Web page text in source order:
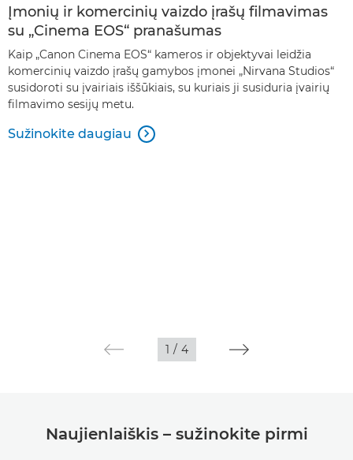
Įmonių ir komercinių vaizdo įrašų filmavimas
su „Cinema EOS“ pranašumas
Kaip „Canon Cinema EOS“ kameros ir objektyvai leidžia
komercinių vaizdo įrašų gamybos įmonei „Nirvana Studios“
susidoroti su įvairiais iššūkiais, su kuriais ji susiduria įvairių
filmavimo sesijų metu.
Sužinokite daugiau 
1 / 4
Naujienlaiškis – sužinokite pirmi